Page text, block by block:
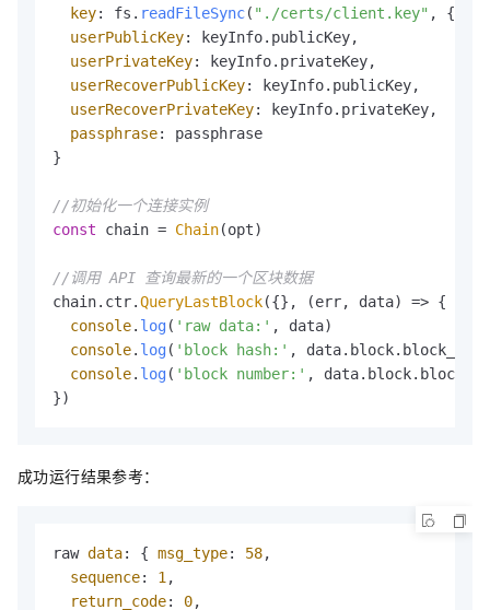
key: fs. readFileSync( "./certs/client.key" , {
userPublicKey: keyInfo. publicKey,
userPrivateKey: keyInfo. privateKey,
userRecoverPublicKey: keyInfo. publicKey,
userRecoverPrivateKey: keyInfo. privateKey,
passphrase: passphrase
}
//初始化一个连接实例
const chain = Chain(opt)
//调用 API 查询最新的一个区块数据
chain. ctr.QueryLastBlock({}, (err, data) => {
console. log( 'raw data:' ,
console. log( 'block hash:' , data. block.
console. log( 'block number:' , data. block.
})
成功运行结果参考：
raw data: { msg_type: 58,
sequence: 1 ,
return_code: 0,